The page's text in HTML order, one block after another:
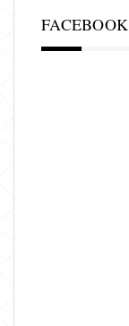
FACEBOOK